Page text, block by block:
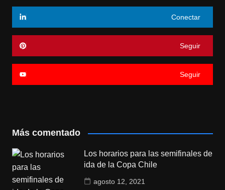
Conectar
Seguir
Seguir
Más comentado
Los horarios para las semifinales de
ida de la Copa Chile
agosto 12, 2021